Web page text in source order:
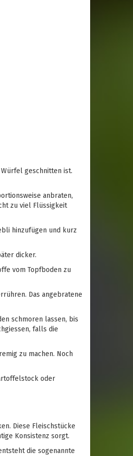
geschnitten ist.
anbraten,
zu viel Flüssigkeit
hinzufügen und kurz
dicker.
vom Topfboden zu
Das angebratene
schmoren lassen, bis
falls die
zu machen. Noch
oder
Diese Fleischstücke
Konsistenz sorgt.
die sogenannte